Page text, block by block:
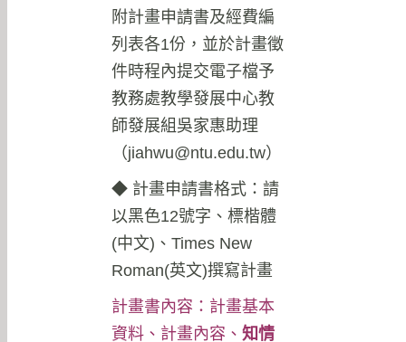
附計畫申請書及經費編
列表各1份，並於計畫徵
件時程內提交電子檔予
教務處教學發展中心教
師發展組吳家惠助理
（jiahwu@ntu.edu.tw）
◆ 計畫申請書格式：請
以黑色12號字、標楷體
(中文)、Times New
Roman(英文)撰寫計畫
計畫書內容：計畫基本
資料、計畫內容、 知情